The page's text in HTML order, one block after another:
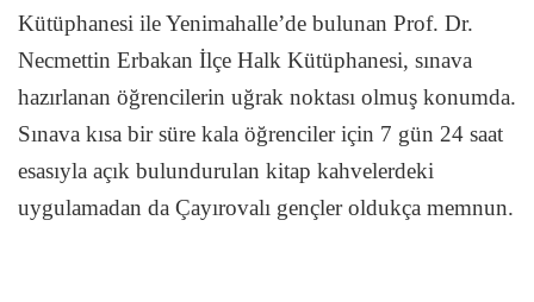
Kütüphanesi ile Yenimahalle’de bulunan Prof. Dr.
Necmettin Erbakan İlçe Halk Kütüphanesi, sınava
hazırlanan öğrencilerin uğrak noktası olmuş konumda.
Sınava kısa bir süre kala öğrenciler için 7 gün 24 saat
esasıyla açık bulundurulan kitap kahvelerdeki
uygulamadan da Çayırovalı gençler oldukça memnun.